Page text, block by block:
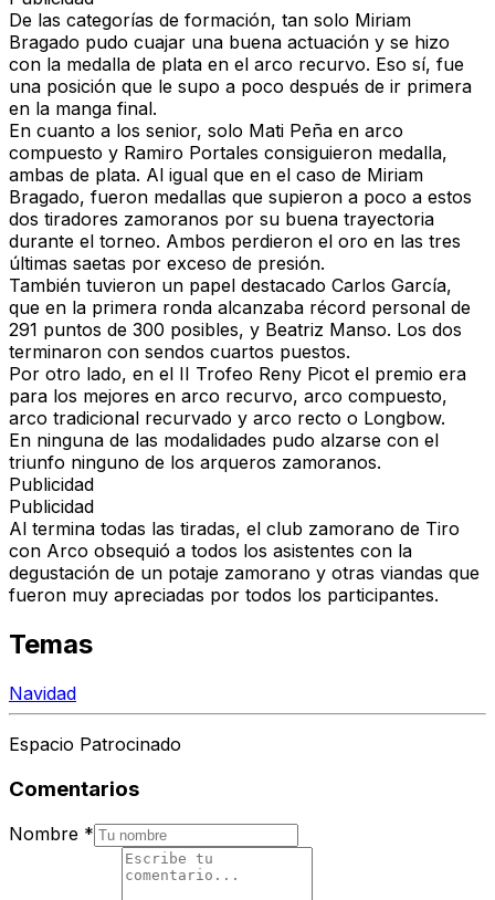
De las categorías de formación, tan solo Miriam
Bragado pudo cuajar una buena actuación y se hizo
con la medalla de plata en el arco recurvo. Eso sí, fue
una posición que le supo a poco después de ir primera
en la manga final.
En cuanto a los senior, solo Mati Peña en arco
compuesto y Ramiro Portales consiguieron medalla,
ambas de plata. Al igual que en el caso de Miriam
Bragado, fueron medallas que supieron a poco a estos
dos tiradores zamoranos por su buena trayectoria
durante el torneo. Ambos perdieron el oro en las tres
últimas saetas por exceso de presión.
También tuvieron un papel destacado Carlos García,
que en la primera ronda alcanzaba récord personal de
291 puntos de 300 posibles, y Beatriz Manso. Los dos
terminaron con sendos cuartos puestos.
Por otro lado, en el II Trofeo Reny Picot el premio era
para los mejores en arco recurvo, arco compuesto,
arco tradicional recurvado y arco recto o Longbow.
En ninguna de las modalidades pudo alzarse con el
triunfo ninguno de los arqueros zamoranos.
Publicidad
Publicidad
Al termina todas las tiradas, el club zamorano de Tiro
con Arco obsequió a todos los asistentes con la
degustación de un potaje zamorano y otras viandas que
fueron muy apreciadas por todos los participantes.
Temas
Navidad
Espacio Patrocinado
Comentarios
Nombre *